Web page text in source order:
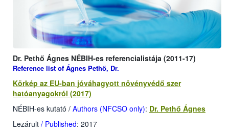
Dr. Pethő Ágnes NÉBIH-es referencialistája (2011-17)
Reference list of Ágnes Pethő, Dr.
Körkép az EU-ban jóváhagyott növényvédő szer
hatóanyagokról (2017)
NÉBIH-es kutató / Authors (NFCSO only): Dr. Pethő Ágnes
Lezárult / Published: 2017